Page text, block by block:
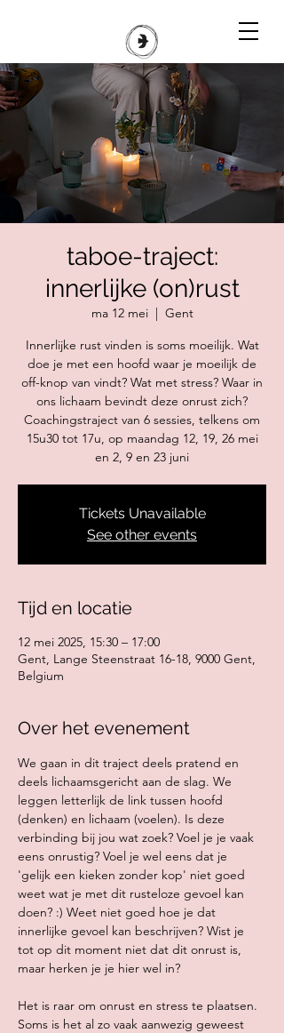
taboe-traject:
innerlijke (on)rust
ma 12 mei
  |
Gent
Innerlijke rust vinden is soms moeilijk. Wat
doe je met een hoofd waar je moeilijk de
off-knop van vindt? Wat met stress? Waar in
ons lichaam bevindt deze onrust zich?
Coachingstraject van 6 sessies, telkens om
15u30 tot 17u, op maandag 12, 19, 26 mei
en 2, 9 en 23 juni
Tickets Unavailable
See other events
Tijd en locatie
12 mei 2025, 15:30 – 17:00
Gent, Lange Steenstraat 16-18, 9000 Gent,
Belgium
Over het evenement
We gaan in dit traject deels pratend en
deels lichaamsgericht aan de slag. We
leggen letterlijk de link tussen hoofd
(denken) en lichaam (voelen). Is deze
verbinding bij jou wat zoek? Voel je je vaak
eens onrustig? Voel je wel eens dat je
'gelijk een kieken zonder kop' niet goed
weet wat je met dit rusteloze gevoel kan
doen? :) Weet niet goed hoe je dat
innerlijke gevoel kan beschrijven? Wist je
tot op dit moment niet dat dit onrust is,
maar herken je je hier wel in?
Het is raar om onrust en stress te plaatsen.
Soms is het al zo vaak aanwezig geweest